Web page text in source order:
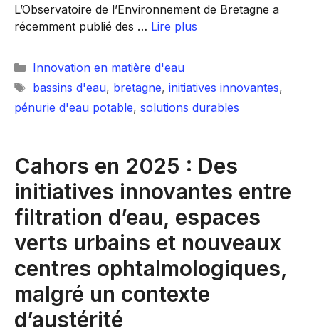
L’Observatoire de l’Environnement de Bretagne a
récemment publié des … Lire plus
Catégories
Innovation en matière d'eau
Étiquettes
bassins d'eau, bretagne, initiatives innovantes,
pénurie d'eau potable, solutions durables
Cahors en 2025 : Des
initiatives innovantes entre
filtration d’eau, espaces
verts urbains et nouveaux
centres ophtalmologiques,
malgré un contexte
d’austérité